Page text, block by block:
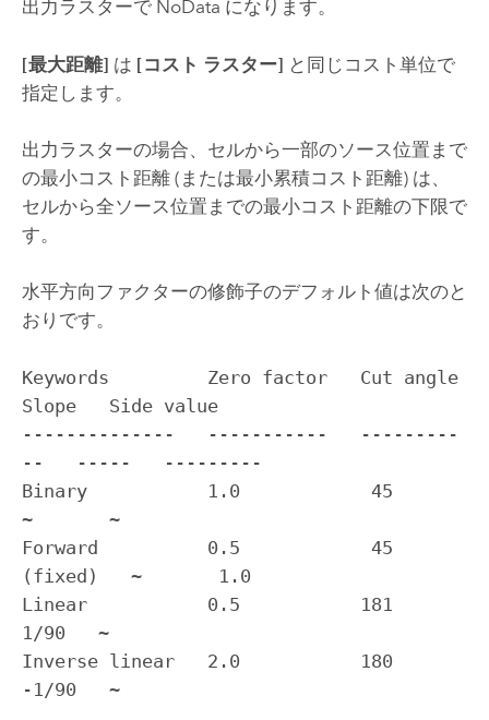
出力ラスターで NoData になります。
[最大距離] は [コスト ラスター] と同じコスト単位で
指定します。
出力ラスターの場合、セルから一部のソース位置まで
の最小コスト距離 (または最小累積コスト距離) は、
セルから全ソース位置までの最小コスト距離の下限で
す。
水平方向ファクターの修飾子のデフォルト値は次のと
おりです。
Keywords         Zero factor   Cut angle
Slope   Side value
--------------   -----------   ---------
--   -----   ---------
Binary           1.0            45
~       ~
Forward          0.5            45
(fixed)   ~       1.0
Linear           0.5           181
1/90   ~
Inverse linear   2.0           180
-1/90   ~